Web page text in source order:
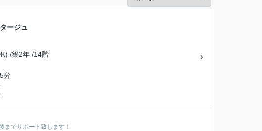
ージュ
/築2年 /14階
分
までサポート致します！